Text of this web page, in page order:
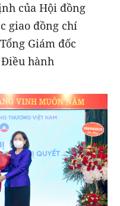
của Hội đồng
giao đồng chí
Giám đốc
hành